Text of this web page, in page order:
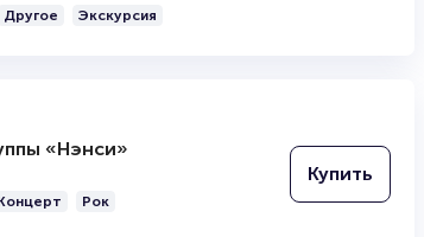
Другое Экскурсия
«Нэнси»
Рок
Купить